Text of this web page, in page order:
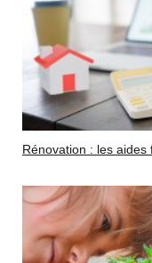
Rénovation : les